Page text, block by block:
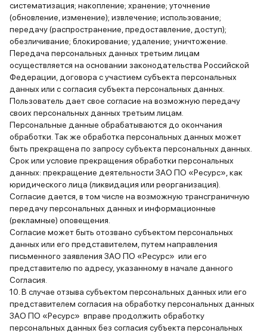
систематизация; накопление; хранение; уточнение
(обновление, изменение); извлечение; использование;
передачу (распространение, предоставление, доступ);
обезличивание; блокирование; удаление; уничтожение.
Передача персональных данных третьим лицам
осуществляется на основании законодательства Российской
Федерации, договора с участием субъекта персональных
данных или с согласия субъекта персональных данных.
Пользователь дает свое согласие на возможную передачу
своих персональных данных третьим лицам.
Персональные данные обрабатываются до окончания
обработки. Так же обработка персональных данных может
быть прекращена по запросу субъекта персональных данных.
Срок или условие прекращения обработки персональных
данных: прекращение деятельности ЗАО ПО «Ресурс», как
юридического лица (ликвидация или реорганизация).
Согласие дается, в том числе на возможную трансграничную
передачу персональных данных и информационные
(рекламные) оповещения.
Согласие может быть отозвано субъектом персональных
данных или его представителем, путем направления
письменного заявления ЗАО ПО «Ресурс» или его
представителю по адресу, указанному в начале данного
Согласия.
10. В случае отзыва субъектом персональных данных или его
представителем согласия на обработку персональных данных
ЗАО ПО «Ресурс» вправе продолжить обработку
персональных данных без согласия субъекта персональных